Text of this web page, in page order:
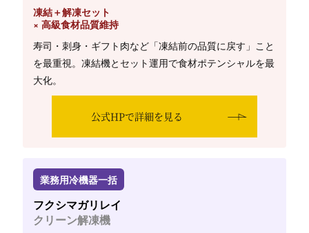
凍結＋解凍セット
× 高級食材品質維持
寿司・刺身・ギフト肉など「凍結前の品質に戻す」こと
を最重視。凍結機とセット運用で食材ポテンシャルを最
大化。
公式HPで詳細を見る
業務用冷機器一括
フクシマガリレイ
クリーン解凍機